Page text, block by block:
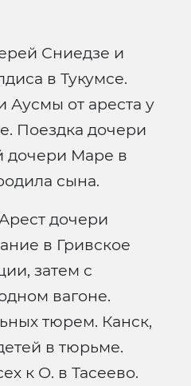
Сниедзе и
в Тукумсе.
Аусмы от ареста у
Поездка дочери
дочери Маре в
сына.
дочери
в Гривское
затем с
вагоне.
тюрем. Канск,
в тюрьме.
к О. в Тасеево.